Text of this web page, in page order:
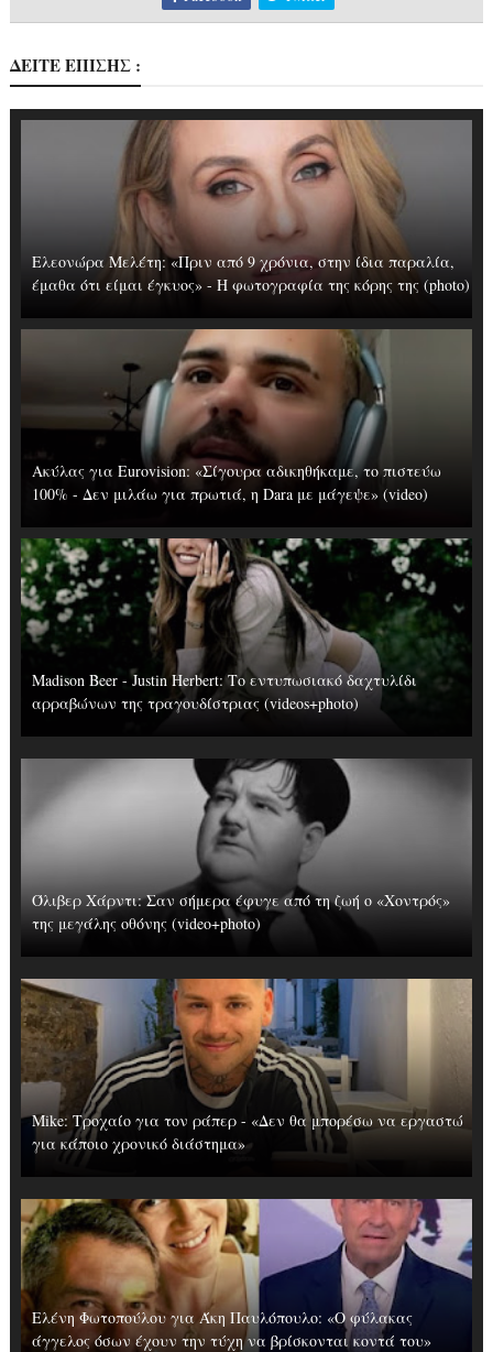
ΔΕΙΤΕ ΕΠΙΣΗΣ :
Ελεονώρα Μελέτη: «Πριν από 9 χρόνια, στην ίδια παραλία,
έμαθα ότι είμαι έγκυος» - Η φωτογραφία της κόρης της (photo)
Ακύλας για Eurovision: «Σίγουρα αδικηθήκαμε, το πιστεύω
100% - Δεν μιλάω για πρωτιά, η Dara με μάγεψε» (video)
Madison Beer - Justin Herbert: Το εντυπωσιακό δαχτυλίδι
αρραβώνων της τραγουδίστριας (videos+photo)
Όλιβερ Χάρντι: Σαν σήμερα έφυγε από τη ζωή ο «Χοντρός»
της μεγάλης οθόνης (video+photo)
Mike: Τροχαίο για τον ράπερ - «Δεν θα μπορέσω να εργαστώ
για κάποιο χρονικό διάστημα»
Ελένη Φωτοπούλου για Άκη Παυλόπουλο: «Ο φύλακας
άγγελος όσων έχουν την τύχη να βρίσκονται κοντά του»